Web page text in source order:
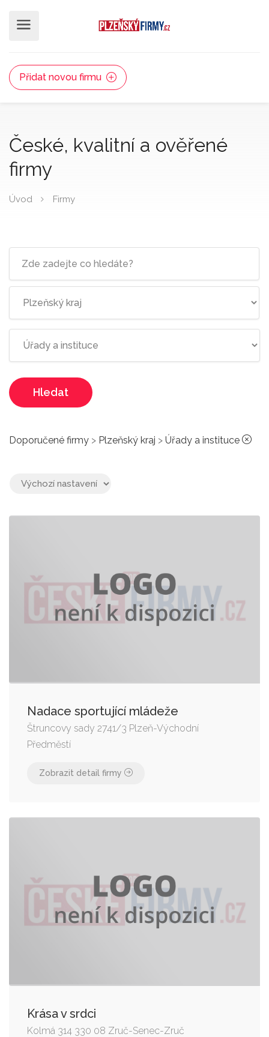
Přidat novou firmu
České, kvalitní a ověřené
firmy
Úvod Firmy
Hledat
Doporučené firmy > Plzeňský kraj > Úřady a instituce
Nadace sportující mládeže
Štruncovy sady 2741/3 Plzeň-Východní
Předměstí
Zobrazit detail firmy
Krása v srdci
Kolmá 314 330 08 Zruč-Senec-Zruč